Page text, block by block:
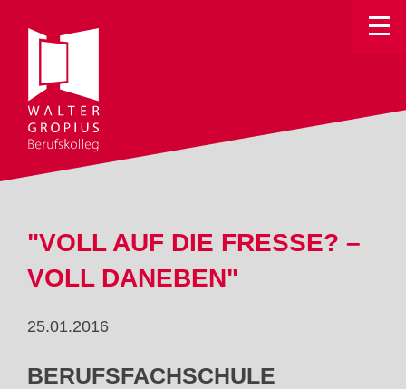
"VOLL AUF DIE FRESSE? –
VOLL DANEBEN"
25.01.2016
BERUFSFACHSCHULE